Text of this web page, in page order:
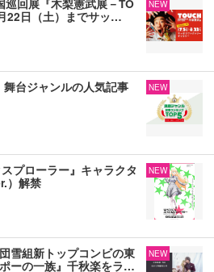
22日（土）までサッ…
NEW
舞台ジャンルの人気記事
NEW
プローラー』キャラクタ
）解禁
NEW
雪組新トップコンビの東
ーの一族』千秋楽をラ…
NEW